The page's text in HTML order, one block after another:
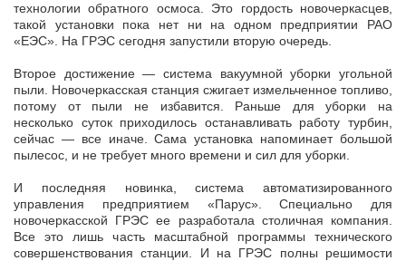
технологии обратного осмоса. Это гордость новочеркасцев,
такой установки пока нет ни на одном предприятии РАО
«ЕЭС». На ГРЭС сегодня запустили вторую очередь.
Второе достижение — система вакуумной уборки угольной
пыли. Новочеркасская станция сжигает измельченное топливо,
потому от пыли не избавится. Раньше для уборки на
несколько суток приходилось останавливать работу турбин,
сейчас — все иначе. Сама установка напоминает большой
пылесос, и не требует много времени и сил для уборки.
И последняя новинка, система автоматизированного
управления предприятием «Парус». Специально для
новочеркасской ГРЭС ее разработала столичная компания.
Все это лишь часть масштабной программы технического
совершенствования станции. И на ГРЭС полны решимости